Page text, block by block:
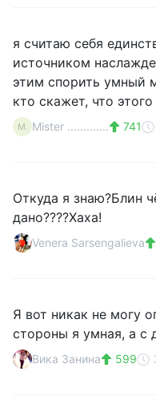
я считаю себя
источником
этим спорить умный
кто скажет, что
M. Mister ............. 741
Откуда я знаю?Блин
дано????Хаха!
Venera Sarsengalieva
Я вот никак не могу
стороны я умная, а с
Вика Занина 599